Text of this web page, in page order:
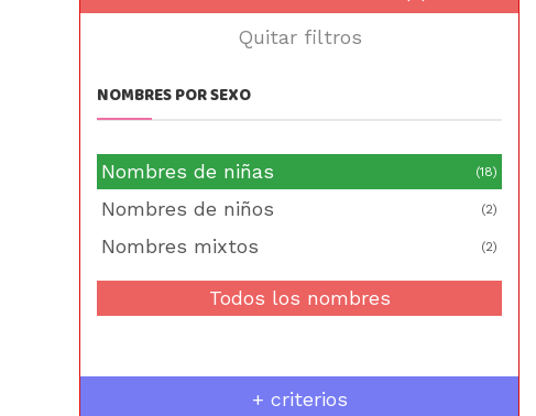
Quitar filtros
NOMBRES POR SEXO
Nombres de niñas (18)
Nombres de niños (2)
Nombres mixtos (2)
Todos los nombres
+ criterios